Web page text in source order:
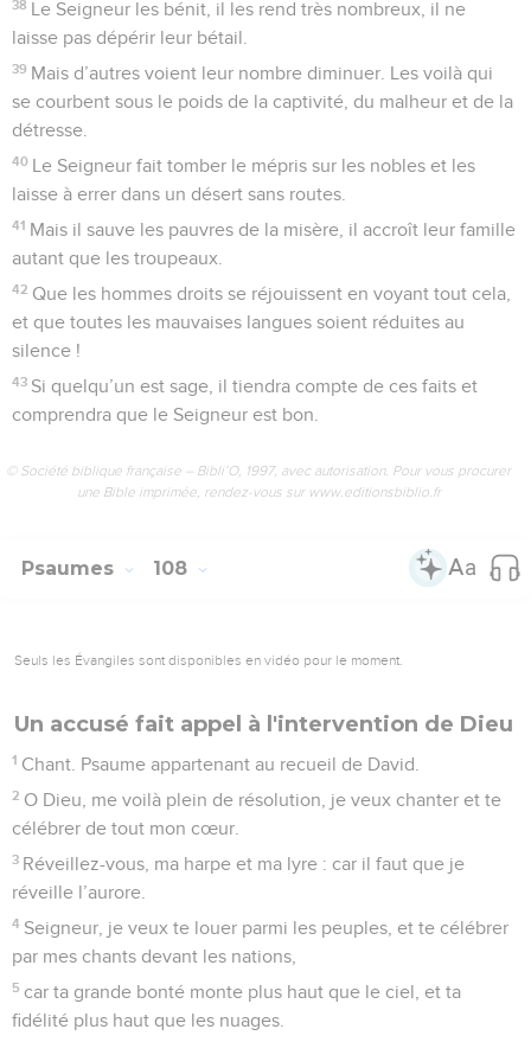
38 Le Seigneur les bénit, il les rend très nombreux, il ne
laisse pas dépérir leur bétail.
39 Mais d’autres voient leur nombre diminuer. Les voilà qui
se courbent sous le poids de la captivité, du malheur et de la
détresse.
40 Le Seigneur fait tomber le mépris sur les nobles et les
laisse à errer dans un désert sans routes.
41 Mais il sauve les pauvres de la misère, il accroît leur famille
autant que les troupeaux.
42 Que les hommes droits se réjouissent en voyant tout cela,
et que toutes les mauvaises langues soient réduites au
silence !
43 Si quelqu’un est sage, il tiendra compte de ces faits et
comprendra que le Seigneur est bon.
© Société biblique française – Bibli’O, 1997, avec autorisation. Pour vous procurer
une Bible imprimée, rendez-vous sur www.editionsbiblio.fr
Psaumes 108
Seuls les Évangiles sont disponibles en vidéo pour le moment.
Un accusé fait appel à l'intervention de Dieu
1 Chant. Psaume appartenant au recueil de David.
2 O Dieu, me voilà plein de résolution, je veux chanter et te
célébrer de tout mon cœur.
3 Réveillez-vous, ma harpe et ma lyre : car il faut que je
réveille l’aurore.
4 Seigneur, je veux te louer parmi les peuples, et te célébrer
par mes chants devant les nations,
5 car ta grande bonté monte plus haut que le ciel, et ta
fidélité plus haut que les nuages.